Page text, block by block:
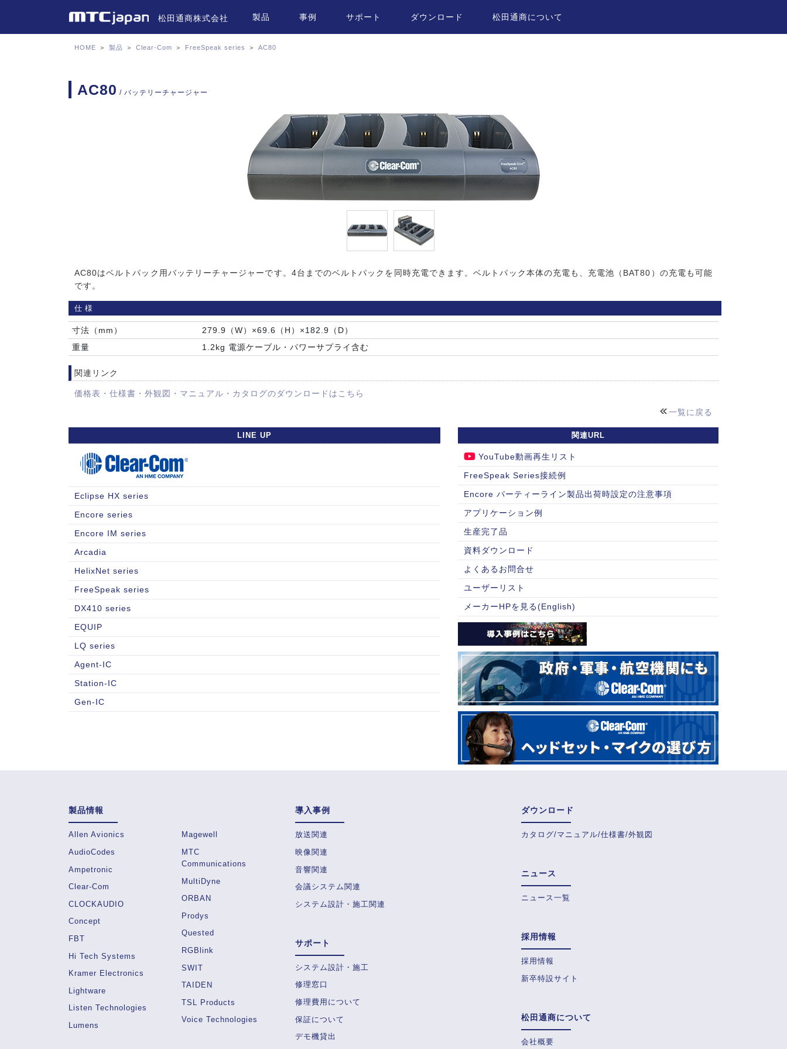
松田通商株式会社 製品 事例 サポート ダウンロード 松田通商について
HOME ＞ 製品 ＞ Clear-Com ＞ FreeSpeak series ＞ AC80
AC80 / バッテリーチャージャー
AC80はベルトパック用バッテリーチャージャーです。4台までのベルトパックを同時充電できます。ベルトパック本体の充電も、充電池（BAT80）の充電も可能
です。
仕様
寸法（mm）
279.9（W）×69.6（H）×182.9（D）
重量
1.2kg 電源ケーブル・パワーサプライ含む
関連リンク
価格表・仕様書・外観図・マニュアル・カタログのダウンロードはこちら
一覧に戻る
LINE UP
Eclipse HX series
Encore series
Encore IM series
Arcadia
HelixNet series
FreeSpeak series
DX410 series
EQUIP
LQ series
Agent-IC
Station-IC
Gen-IC
関連URL
YouTube動画再生リスト
FreeSpeak Series接続例
Encore パーティーライン製品出荷時設定の注意事項
アプリケーション例
生産完了品
資料ダウンロード
よくあるお問合せ
ユーザーリスト
メーカーHPを見る(English)
製品情報
Allen Avionics
AudioCodes
Ampetronic
Clear-Com
CLOCKAUDIO
Concept
FBT
Hi Tech Systems
Kramer Electronics
Lightware
Listen Technologies
Lumens
Magewell
MTC
Communications
MultiDyne
ORBAN
Prodys
Quested
RGBlink
SWIT
TAIDEN
TSL Products
Voice Technologies
導入事例
放送関連
映像関連
音響関連
会議システム関連
システム設計・施工関連
サポート
システム設計・施工
修理窓口
修理費用について
保証について
デモ機貸出
ダウンロード
カタログ/マニュアル/仕様書/外観図
ニュース
ニュース一覧
採用情報
採用情報
新卒特設サイト
松田通商について
会社概要